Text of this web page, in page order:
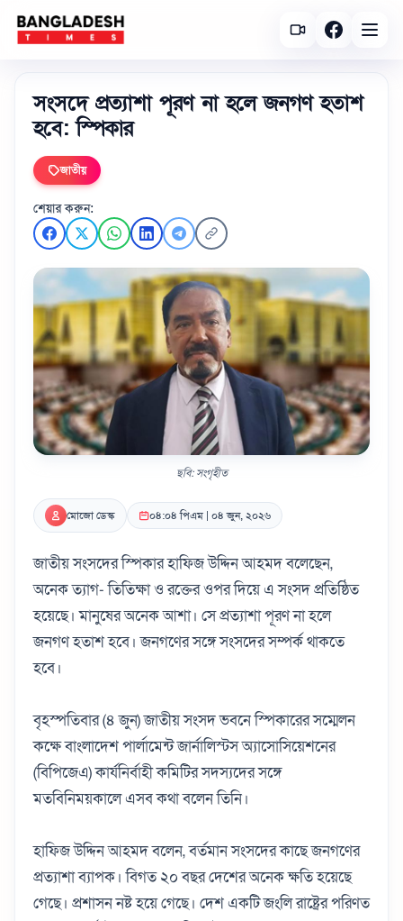
সংসদে প্রত‌্যাশা পূরণ না হলে জনগণ হতাশ
হবে: স্পিকার
জাতীয়
শেয়ার করুন:
ছবি: সংগৃহীত
মোজো ডেস্ক ০৪:০৪ পিএম | ০৪ জুন, ২০২৬
জাতীয় সংসদের স্পিকার হাফিজ উদ্দিন আহমদ বলেছেন,
অনেক ত্যাগ- তিতিক্ষা ও রক্তের ওপর দিয়ে এ সংসদ প্রতিষ্ঠিত
হয়েছে। মানুষের অনেক আশা। সে প্রত্যাশা পূরণ না হলে
জনগণ হতাশ হবে। জনগণের সঙ্গে সংসদের সম্পর্ক থাকতে
হবে।
বৃহস্পতিবার (৪ জুন) জাতীয় সংসদ ভবনে স্পিকারের সম্মেলন
কক্ষে বাংলাদেশ পার্লামেন্ট জার্নালিস্টস অ্যাসোসিয়েশনের
(বিপিজেএ) কার্যনির্বাহী কমিটির সদস‌্যদের সঙ্গে
মতবিনিময়কালে এসব কথা বলেন তিনি।
হাফিজ উদ্দিন আহমদ বলেন, বর্তমান সংসদের কাছে জনগণের
প্রত‌্যাশা ব‌্যাপক। বিগত ২০ বছর দেশের অনেক ক্ষতি হয়েছে
গেছে। প্রশাসন নষ্ট হয়ে গেছে। দেশ একটি জংলি রাষ্ট্রের পরিণত